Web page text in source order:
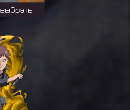
выбрать